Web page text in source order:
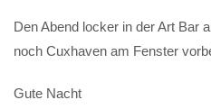
Den Abend locker in der Art Bar
noch Cuxhaven am Fenster
Gute Nacht